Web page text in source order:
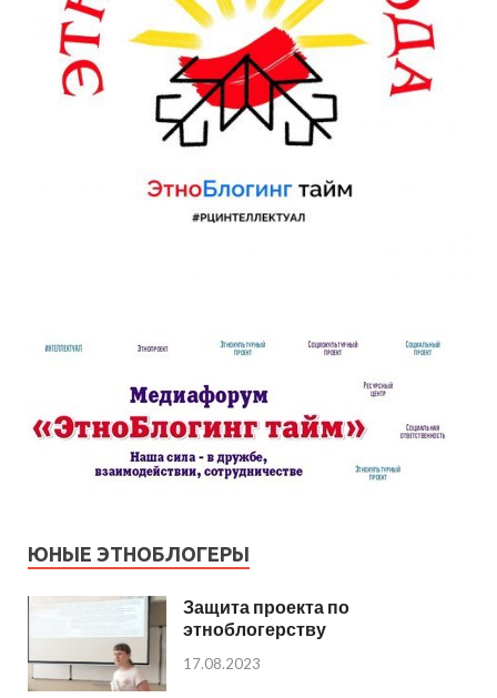
ЮНЫЕ ЭТНОБЛОГЕРЫ
Защита проекта по
этноблогерству
17.08.2023